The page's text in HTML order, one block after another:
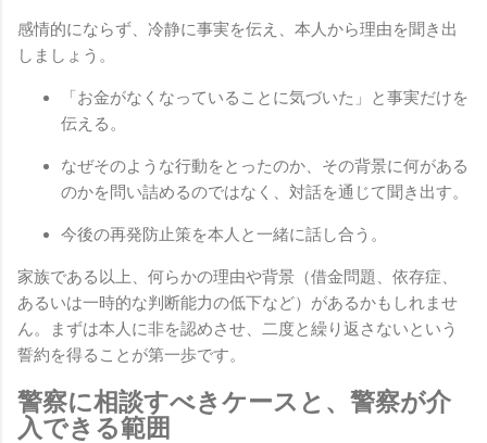
感情的にならず、冷静に事実を伝え、本人から理由を聞き出
しましょう。
「お金がなくなっていることに気づいた」と事実だけを
伝える。
なぜそのような行動をとったのか、その背景に何がある
のかを問い詰めるのではなく、対話を通じて聞き出す。
今後の再発防止策を本人と一緒に話し合う。
家族である以上、何らかの理由や背景（借金問題、依存症、
あるいは一時的な判断能力の低下など）があるかもしれませ
ん。まずは本人に非を認めさせ、二度と繰り返さないという
誓約を得ることが第一歩です。
警察に相談すべきケースと、警察が介
入できる範囲